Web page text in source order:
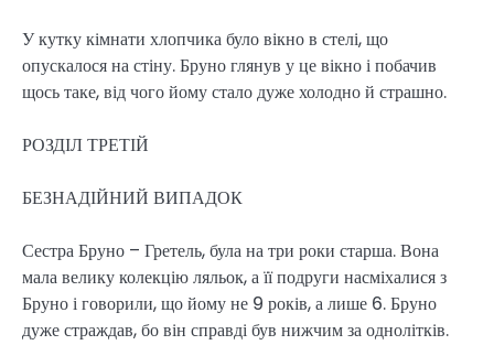
У кутку кімнати хлопчика було вікно в стелі, що
опускалося на стіну. Бруно глянув у це вікно і побачив
щось таке, від чого йому стало дуже холодно й страшно.
РОЗДІЛ ТРЕТІЙ
БЕЗНАДІЙНИЙ ВИПАДОК
Сестра Бруно – Гретель, була на три роки старша. Вона
мала велику колекцію ляльок, а її подруги насміхалися з
Бруно і говорили, що йому не 9 років, а лише 6. Бруно
дуже страждав, бо він справді був нижчим за однолітків.